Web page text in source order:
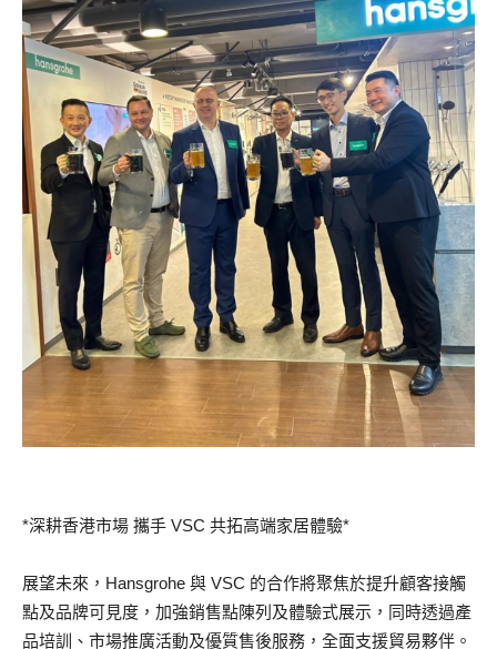
*深耕香港市場 攜手 VSC 共拓高端家居體驗*
展望未來，Hansgrohe 與 VSC 的合作將聚焦於提升顧客接觸
點及品牌可見度，加強銷售點陳列及體驗式展示，同時透過產
品培訓、市場推廣活動及優質售後服務，全面支援貿易夥伴。